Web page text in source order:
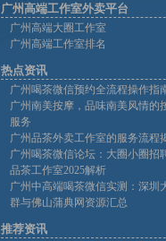
广州高端工作室外卖平台
广州高端大圈工作室
广州高端工作室排名
热点资讯
广州喝茶微信预约全流程操作指
广州南美按摩，品味南美风情的
服务
广州品茶外卖工作室的服务流程
广州喝茶微信论坛：大圈小圈招
品茶工作室2025解析
广州中高端喝茶微信实测：深圳
群与佛山蒲典网资源汇总
推荐资讯